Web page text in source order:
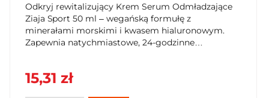
Odkryj rewitalizujący Krem Serum Odmładzające
Ziaja Sport 50 ml – wegańską formułę z
minerałami morskimi i kwasem hialuronowym.
Zapewnia natychmiastowe, 24-godzinne
ceniących świeżość. Sięgnij po komfort i młodszy
15,31 zł